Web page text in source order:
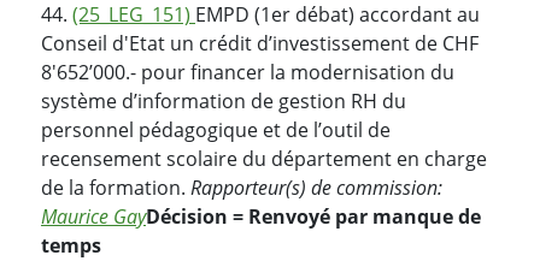
44. (25_LEG_151) EMPD (1er débat) accordant au
Conseil d'Etat un crédit d’investissement de CHF
8'652’000.- pour financer la modernisation du
système d’information de gestion RH du
personnel pédagogique et de l’outil de
recensement scolaire du département en charge
de la formation. Rapporteur(s) de commission:
Maurice GayDécision = Renvoyé par manque de
temps